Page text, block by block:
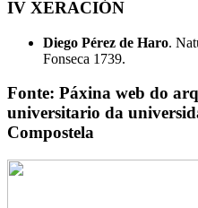
IV XERACIÓN
Diego Pérez de Haro.
Fonseca 1739.
Fonte: Páxina web do
universitario da
Compostela